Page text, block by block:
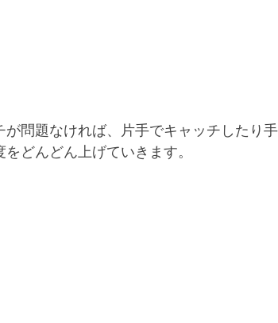
が問題なければ、片手でキャッチしたり
どんどん上げていきます。